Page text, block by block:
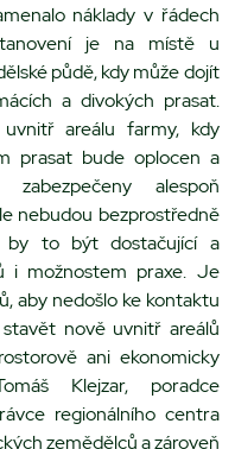
náklady v řádech
je na místě u
půdě, kdy může dojít
a divokých prasat.
areálu farmy, kdy
prasat bude oplocen a
alespoň
nebudou bezprostředně
by to být dostačující a
i možnostem praxe. Je
aby nedošlo ke kontaktu
nově uvnitř areálů
ani ekonomicky
Klejzar, poradce
regionálního centra
zemědělců a zároveň